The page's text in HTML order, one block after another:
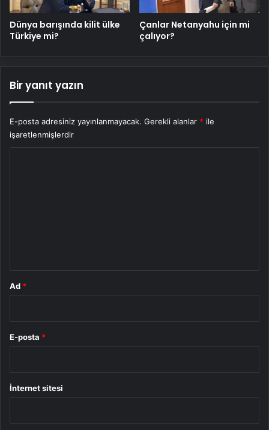
Dünya barışında kilit ülke
Türkiye mi?
Çanlar Netanyahu için mi
çalıyor?
Bir yanıt yazın
E-posta adresiniz yayınlanmayacak. Gerekli alanlar * ile
işaretlenmişlerdir
Ad *
E-posta *
İnternet sitesi